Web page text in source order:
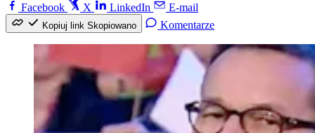
Facebook
X LinkedIn E-mail
Kopiuj link Skopiowano Komentarze